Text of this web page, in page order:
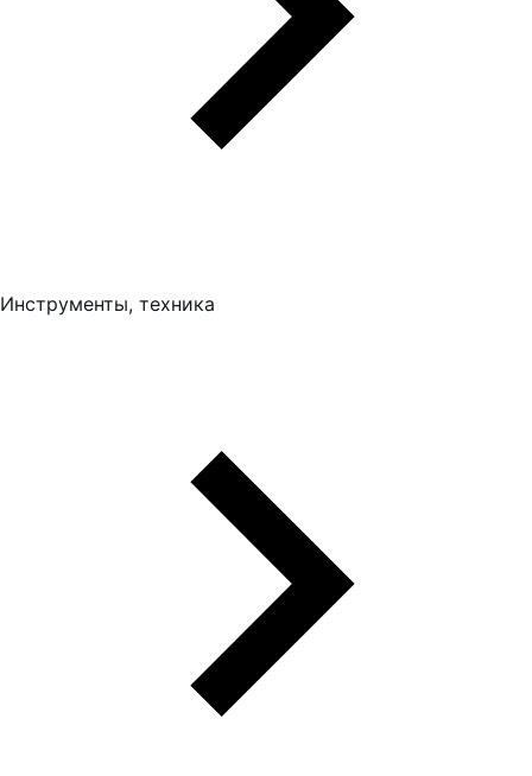
Инструменты, техника